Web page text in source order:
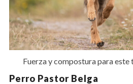
Fuerza y compostura para
Perro Pastor Belga